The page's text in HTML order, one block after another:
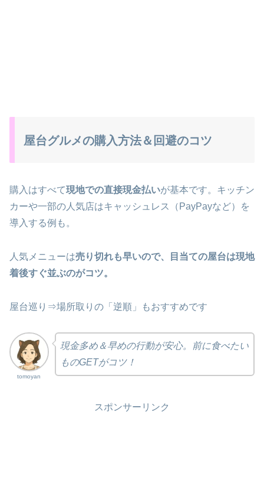
屋台グルメの購入方法＆回避のコツ
購入はすべて現地での直接現金払いが基本です。キッチン
カーや一部の人気店はキャッシュレス（PayPayなど）を
導入する例も。
人気メニューは売り切れも早いので、目当ての屋台は現地
着後すぐ並ぶのがコツ。
屋台巡り⇒場所取りの「逆順」もおすすめです
tomoyan
現金多め＆早めの行動が安心。前に食べたい
ものGETがコツ！
スポンサーリンク